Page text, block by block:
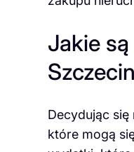
Jakie
Decydując
które mogą